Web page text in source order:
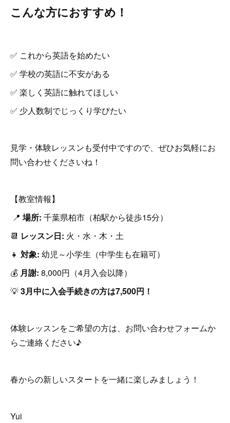
こんな方におすすめ！
✅ これから英語を始めたい
✅ 学校の英語に不安がある
✅ 楽しく英語に触れてほしい
✅ 少人数制でじっくり学びたい
見学・体験レッスンも受付中ですので、ぜひお気軽にお
問い合わせくださいね！
【教室情報】
📍 場所: 千葉県柏市（柏駅から徒歩15分）
📆 レッスン日: 火・水・木・土
👧 対象: 幼児～小学生（中学生も在籍可）
💰 月謝: 8,000円（4月入会以降）
💡3月中に入会手続きの方は7,500円！
体験レッスンをご希望の方は、お問い合わせフォームか
らご連絡ください♪
春からの新しいスタートを一緒に楽しみましょう！
Yui